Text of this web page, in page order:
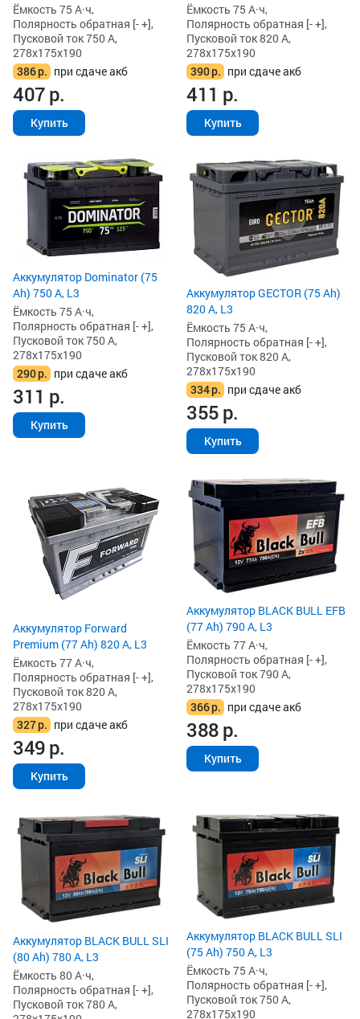
Ёмкость 75 А·ч,
Полярность обратная [- +],
Пусковой ток 750 А,
278x175x190
386р. при сдаче акб
407р.
Купить
Ёмкость 75 А·ч,
Полярность обратная [- +],
Пусковой ток 820 А,
278x175x190
390р. при сдаче акб
411 р.
Купить
Аккумулятор Dominator (75
Ah) 750 А, L3
Ёмкость 75 А·ч,
Полярность обратная [- +],
Пусковой ток 750 А,
278x175x190
290р. при сдаче акб
311 р.
Купить
Аккумулятор GECTOR (75 Ah)
820 А, L3
Ёмкость 75 А·ч,
Полярность обратная [- +],
Пусковой ток 820 А,
278x175x190
334р. при сдаче акб
355р.
Купить
Аккумулятор Forward
Premium (77 Ah) 820 А, L3
Ёмкость 77 А·ч,
Полярность обратная [- +],
Пусковой ток 820 А,
278x175x190
327р. при сдаче акб
349р.
Купить
Аккумулятор BLACK BULL EFB
(77 Ah) 790 А, L3
Ёмкость 77 А·ч,
Полярность обратная [- +],
Пусковой ток 790 А,
278x175x190
366р. при сдаче акб
388р.
Купить
Аккумулятор BLACK BULL SLI
(80 Ah) 780 А, L3
Ёмкость 80 А·ч,
Полярность обратная [- +],
Пусковой ток 780 А,
Аккумулятор BLACK BULL SLI
(75 Ah) 750 А, L3
Ёмкость 75 А·ч,
Полярность обратная [- +],
Пусковой ток 750 А,
278x175x190